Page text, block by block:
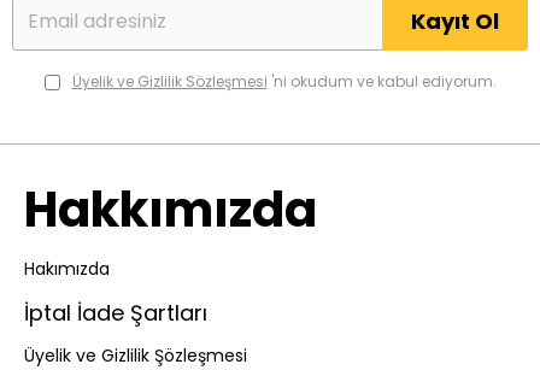
Kayıt Ol
Üyelik ve Gizlilik Sözleşmesi 'ni okudum ve kabul ediyorum.
Hakkımızda
Hakımızda
İptal İade Şartları
Üyelik ve Gizlilik Şözleşmesi